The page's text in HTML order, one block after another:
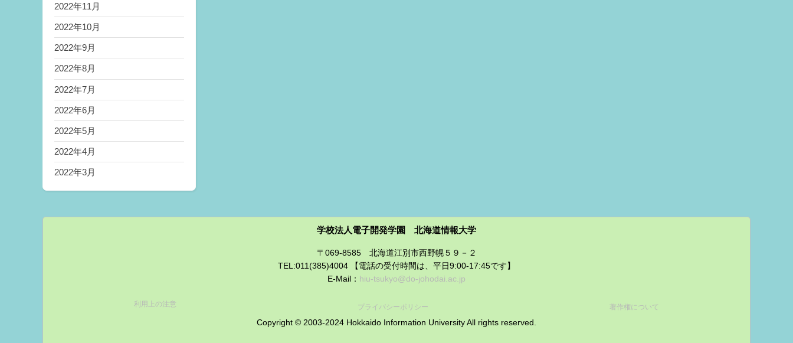
2022年11月
2022年10月
2022年9月
2022年8月
2022年7月
2022年6月
2022年5月
2022年4月
2022年3月
学校法人電子開発学園 北海道情報大学
〒069-8585 北海道江別市西野幌５９－２
TEL:011(385)4004 【電話の受付時間は、平日9:00-17:45です】
E-Mail： hiu-tsukyo@do-johodai.ac.jp
利用上の注意 プライバシーポリシー 著作権について
Copyright © 2003-2024 Hokkaido Information University All rights reserved.